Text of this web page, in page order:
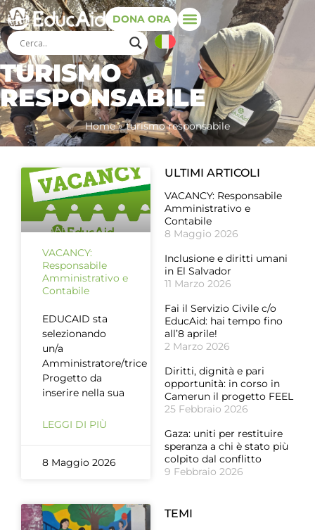
DONA ORA
TURISMO
RESPONSABILE
Home»turismo responsabile
VACANCY:
Responsabile
Amministrativo e
Contabile
EDUCAID sta
selezionando
un/a
Amministratore/trice
Progetto da
inserire nella sua
LEGGI DI PIÙ
8 Maggio 2026
ULTIMI ARTICOLI
VACANCY: Responsabile
Amministrativo e
Contabile
8 Maggio 2026
Inclusione e diritti umani
in El Salvador
11 Marzo 2026
Fai il Servizio Civile c/o
EducAid: hai tempo fino
all’8 aprile!
2 Marzo 2026
Diritti, dignità e pari
opportunità: in corso in
Camerun il progetto FEEL
25 Febbraio 2026
Gaza: uniti per restituire
speranza a chi è stato più
colpito dal conflitto
9 Febbraio 2026
TEMI